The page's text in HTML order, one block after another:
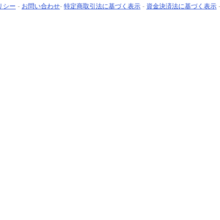
シー - お問い合わせ- 特定商取引法に基づく表示 - 資金決済法に基づく表示 -